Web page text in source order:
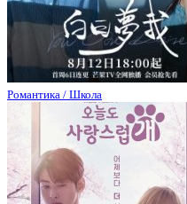
Романтика / Школа